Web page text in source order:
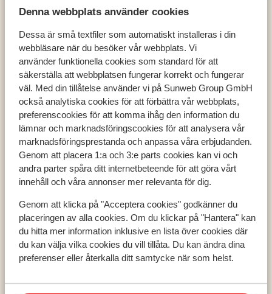
Denna webbplats använder cookies
Dessa är små textfiler som automatiskt installeras i din
webbläsare när du besöker vår webbplats. Vi
använder funktionella cookies som standard för att
säkerställa att webbplatsen fungerar korrekt och fungerar
väl. Med din tillåtelse använder vi på Sunweb Group GmbH
också analytiska cookies för att förbättra vår webbplats,
preferenscookies för att komma ihåg den information du
lämnar och marknadsföringscookies för att analysera vår
marknadsföringsprestanda och anpassa våra erbjudanden.
Genom att placera 1:a och 3:e parts cookies kan vi och
andra parter spåra ditt internetbeteende för att göra vårt
innehåll och våra annonser mer relevanta för dig.
Genom att klicka på "Acceptera cookies" godkänner du
placeringen av alla cookies. Om du klickar på "Hantera" kan
du hitta mer information inklusive en lista över cookies där
du kan välja vilka cookies du vill tillåta. Du kan ändra dina
preferenser eller återkalla ditt samtycke när som helst.
Hem Solresor Turkiet Turkiets sydkust
Club Kastalia Holiday Village
Populära länder
Grekland
Turkiet
Spanien
Kreta
Zakynthos
Turkiets sydkust
Populära städer